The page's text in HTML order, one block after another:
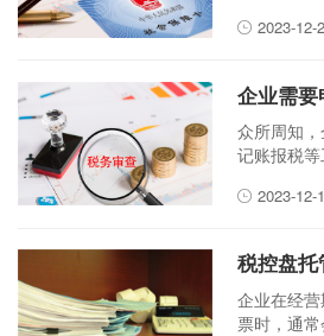
行、四川省
厅 四川省
人民银行四
局关于优
流程的公告
纳流程优化
跑”。
2023-12-
众所周知
记账报税
纳税申报这
业经营期间
税有什么后
进行具体
2023-12-
税控盘托
企业在经
票时，通